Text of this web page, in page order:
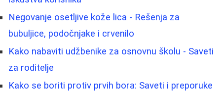
Negovanje osetljive kože lica - Rešenja za
bubuljice, podočnjake i crvenilo
Kako nabaviti udžbenike za osnovnu školu - Saveti
za roditelje
Kako se boriti protiv prvih bora: Saveti i preporuke